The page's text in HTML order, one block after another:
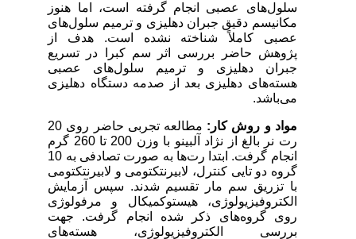
سلول‌های عصبی انجام گرفته است، اما هنوز
مکانیسم دقیق جبران دهلیزی و ترمیم سلول‌های
عصبی کاملاً شناخته نشده است. هدف از
پژوهش حاضر بررسی اثر سم کبرا در تسریع
جبران دهلیزی و ترمیم سلول‌های عصبی
هسته‌های دهلیزی بعد از صدمه دستگاه دهلیزی
می‌باشد.
مواد و روش کار:
مطالعه تجربی حاضر روی 20
رت نر بالغ از نژاد آلبینو با وزن 200 تا 260 گرم
انجام گرفت. ابتدا رت‌ها به صورت تصادفی به 10
گروه دو تاییکنترل، لابیرنتکتومی و لابیرنتکتومی
با تزریق سم مار تقسیم شدند. سپس آزمایش
الکتروفیزیولوژی، هیستوکمیکال و مرفولوژی
روی گروه‌های ذکر شده انجام گرفت. جهت
بررسی الکتروفیزیولوژی، هسته‌های